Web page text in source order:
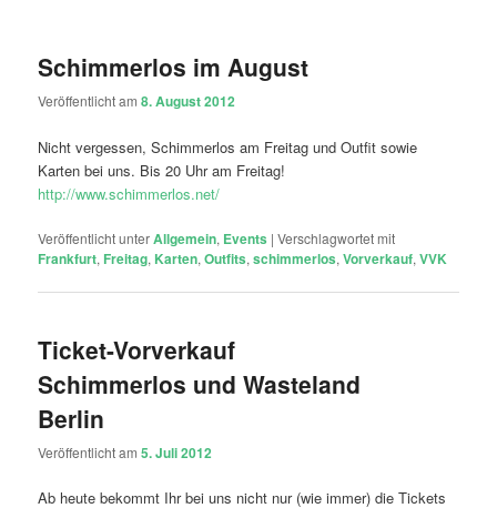
Schimmerlos im August
Veröffentlicht am8. August 2012
Nicht vergessen, Schimmerlos am Freitag und Outfit sowie
Karten bei uns. Bis 20 Uhr am Freitag!
http://www.schimmerlos.net/
Veröffentlicht unterAllgemein, Events |Verschlagwortet mit
Frankfurt, Freitag, Karten,Outfits,schimmerlos,Vorverkauf,VVK
Ticket-Vorverkauf
Schimmerlos und Wasteland
Berlin
Veröffentlicht am5. Juli 2012
Ab heute bekommt Ihr bei uns nicht nur (wie immer) die Tickets